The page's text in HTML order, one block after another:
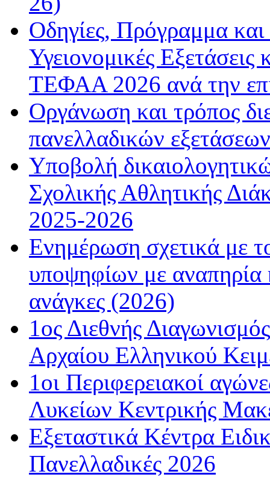
Οδηγίες, Πρόγραμμα και
Υγειονομικές Εξετάσεις
ΤΕΦΑΑ 2026 ανά την
Οργάνωση και τρόπος
πανελλαδικών
Υποβολή
Σχολικής Αθλητικής
2025-2026
Ενημέρωση σχετικά με
υποψηφίων με αναπηρία
ανάγκες (2026)
1ος Διεθνής
Αρχαίου Ελληνικού
1οι Περιφερειακοί
Λυκείων Κεντρικής
Εξεταστικά Κέντρα
Πανελλαδικές 2026